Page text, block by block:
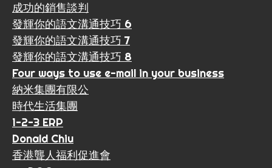
成功的銷售談判
發輝你的語文溝通技巧 6
發輝你的語文溝通技巧 7
發輝你的語文溝通技巧 8
Four ways to use e-mail in your business
納米集團有限公
時代生活集團
1-2-3 ERP
Donald Chiu
香港聾人福利促進會